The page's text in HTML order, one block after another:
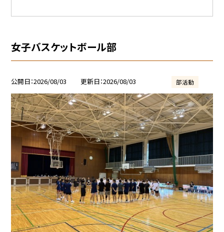
女子バスケットボール部
公開日 2026/08/03 更新日 2026/08/03 部活動